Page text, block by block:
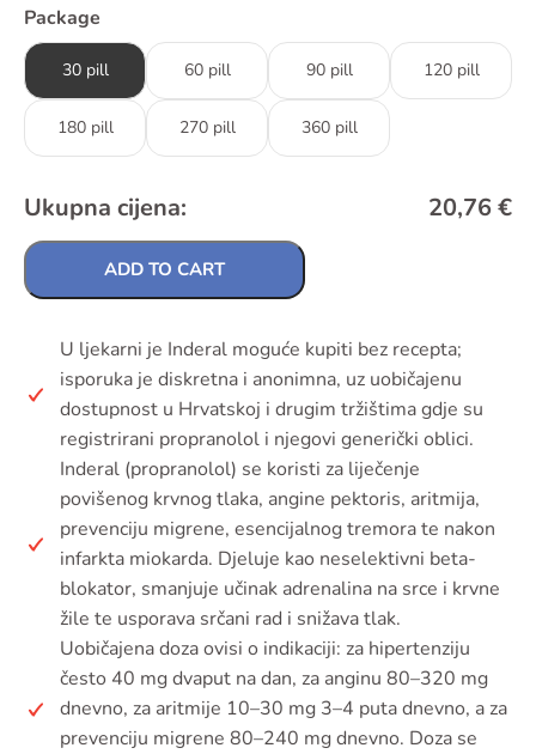
Package
30 pill 60 pill 90 pill 120 pill
180 pill 270 pill 360 pill
Ukupna cijena: 20,76€
ADD TO CART
U ljekarni je Inderal moguće kupiti bez recepta;
isporuka je diskretna i anonimna, uz uobičajenu
dostupnost u Hrvatskoj i drugim tržištima gdje su
registrirani propranolol i njegovi generički oblici.
Inderal (propranolol) se koristi za liječenje
povišenog krvnog tlaka, angine pektoris, aritmija,
prevenciju migrene, esencijalnog tremora te nakon
infarkta miokarda. Djeluje kao neselektivni beta-
blokator, smanjuje učinak adrenalina na srce i krvne
žile te usporava srčani rad i snižava tlak.
Uobičajena doza ovisi o indikaciji: za hipertenziju
često 40 mg dvaput na dan, za anginu 80–320 mg
dnevno, za aritmije 10–30 mg 3–4 puta dnevno, a za
prevenciju migrene 80–240 mg dnevno. Doza se